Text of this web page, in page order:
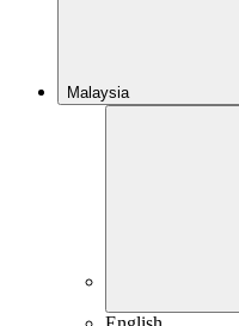
Malaysia